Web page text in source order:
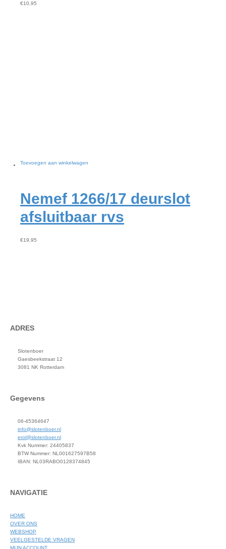
€10,95
Toevoegen aan winkelwagen
Nemef 1266/17 deurslot
afsluitbaar rvs
€19,95
ADRES
Slotenboer
Gaesbeekstraat 12
3081 NK Rotterdam
Gegevens
06-45364647
info@slotenboer.nl
erol@slotenboer.nl
Kvk Nummer: 24405837
BTW Nummer: NL001627597B58
IBAN: NL03RABO0128374845
NAVIGATIE
HOME
OVER ONS
WEBSHOP
VEELGESTELDE VRAGEN
MIJN ACCOUNT